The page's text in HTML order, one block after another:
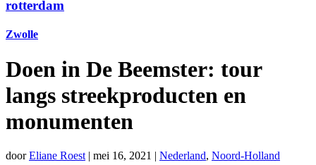
rotterdam
Zwolle
Doen in De Beemster: tour
langs streekproducten en
monumenten
doorEliane Roest | mei 16, 2021 | Nederland, Noord-Holland